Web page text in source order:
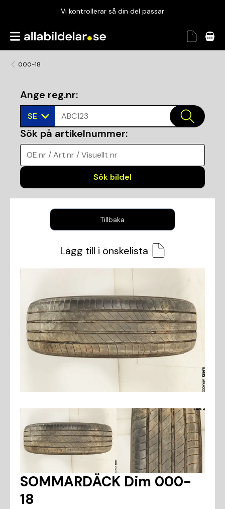
Vi kontrollerar så din del passar
Garanterad passform
000-18
Ange reg.nr:
SE ABC123
Sök på artikelnummer:
OE.nr / Art.nr / Visuellt nr
Sök bildel
Tillbaka
Lägg till i önskelista
SOMMARDÄCK Dim 000-
18